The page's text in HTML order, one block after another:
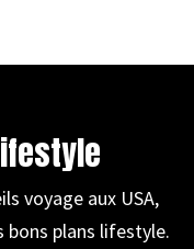
voyage aux USA,
plans lifestyle.